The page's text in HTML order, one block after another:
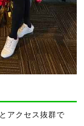
アクセス抜群で